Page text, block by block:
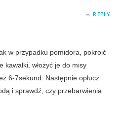
REPLY
w przypadku pomidora, pokroić
kawałki, włożyć je do misy
6-7sekund. Następnie opłucz
i sprawdź, czy przebarwienia